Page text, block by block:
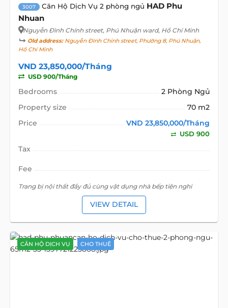
3007 Căn Hộ Dịch Vụ 2 phòng ngủ HAD Phu
Nhuan
Nguyễn Đình Chính street, Phú Nhuận ward, Hồ Chí Minh
Old address:Nguyễn Đình Chính street, Phường 8, Phú Nhuận,
Hồ Chí Minh
VND 23,850,000/Tháng
USD 900/Tháng
Bedrooms
2 Phòng Ngủ
Property size
70 m2
Price
VND 23,850,000/Tháng
USD 900
Tax
Fee
Trang bị nội thất đầy đủ cùng vật dụng nhà bếp tiện nghi
VIEW DETAIL
CĂN HỘ DỊCH VỤ CHO THUÊ